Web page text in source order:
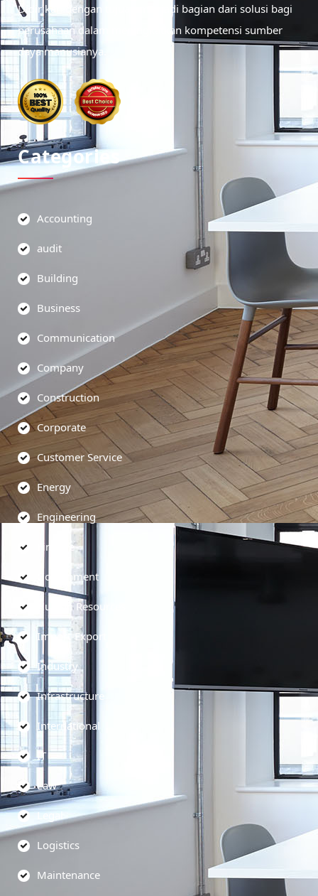
Didirikan dengan tujuan menjadi bagian dari solusi bagi
perusahaan dalam meningkatkan kompetensi sumber
daya manusianya.
Categories
Accounting
audit
Building
Business
Communication
Company
Construction
Corporate
Customer Service
Energy
Engineering
Finance
Government
Human Resources
Import-Export
Industry
Infrastructure
International
IT
Law
Legal
Logistics
Maintenance